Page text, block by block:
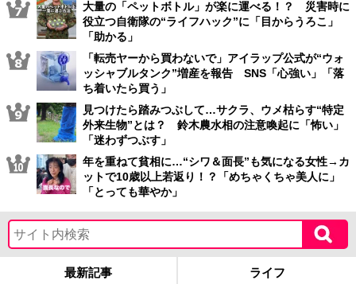
大量の「ペットボトル」が楽に運べる！？ 災害時に
役立つ自衛隊の“ライフハック”に「目からうろこ」
「助かる」
「転売ヤーから買わないで」アイラップ公式が“ウォ
ッシャブルタンク”増産を報告 SNS「心強い」「落
ち着いたら買う」
見つけたら踏みつぶして…サクラ、ウメ枯らす“特定
外来生物”とは？ 鈴木農水相の注意喚起に「怖い」
「迷わずつぶす」
年を重ねて貧相に…“シワ＆面長”も気になる女性→カ
ットで10歳以上若返り！？「めちゃくちゃ美人に」
「とっても華やか」
最新記事 ライフ